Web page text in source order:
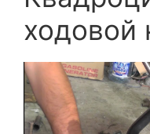
ходовой